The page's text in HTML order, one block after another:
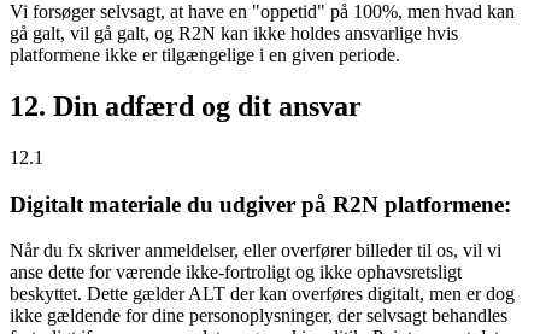
Vi forsøger selvsagt, at have en "oppetid" på 100%, men hvad kan
gå galt, vil gå galt, og R2N kan ikke holdes ansvarlige hvis
platformene ikke er tilgængelige i en given periode.
12. Din adfærd og dit ansvar
12.1
Digitalt materiale du udgiver på R2N platformene:
Når du fx skriver anmeldelser, eller overfører billeder til os, vil vi
anse dette for værende ikke-fortroligt og ikke ophavsretsligt
beskyttet. Dette gælder ALT der kan overføres digitalt, men er dog
ikke gældende for dine personoplysninger, der selvsagt behandles